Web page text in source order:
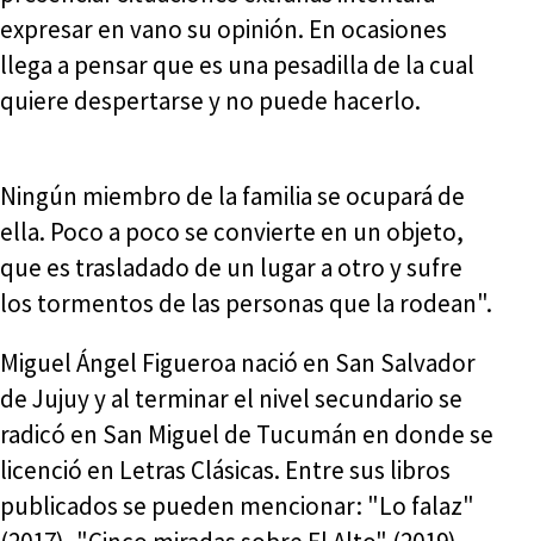
expresar en vano su opinión. En ocasiones
llega a pensar que es una pesadilla de la cual
quiere despertarse y no puede hacerlo.
Ningún miembro de la familia se ocupará de
ella. Poco a poco se convierte en un objeto,
que es trasladado de un lugar a otro y sufre
los tormentos de las personas que la rodean".
Miguel Ángel Figueroa nació en San Salvador
de Jujuy y al terminar el nivel secundario se
radicó en San Miguel de Tucumán en donde se
licenció en Letras Clásicas. Entre sus libros
publicados se pueden mencionar: "Lo falaz"